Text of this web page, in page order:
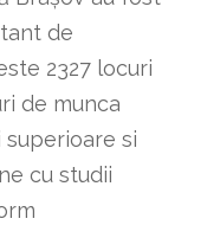
de
2327 locuri
de munca
si
cu studii